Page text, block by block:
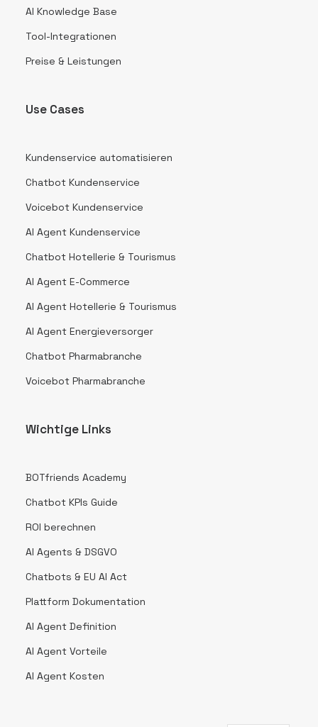
AI Knowledge Base
Tool-Integrationen
Preise & Leistungen
Use Cases
Kundenservice automatisieren
Chatbot Kundenservice
Voicebot Kundenservice
AI Agent Kundenservice
Chatbot Hotellerie & Tourismus
AI Agent E-Commerce
AI Agent Hotellerie & Tourismus
AI Agent Energieversorger
Chatbot Pharmabranche
Voicebot Pharmabranche
Wichtige Links
BOTfriends Academy
Chatbot KPIs Guide
ROI berechnen
AI Agents & DSGVO
Chatbots & EU AI Act
Plattform Dokumentation
AI Agent Definition
AI Agent Vorteile
AI Agent Kosten